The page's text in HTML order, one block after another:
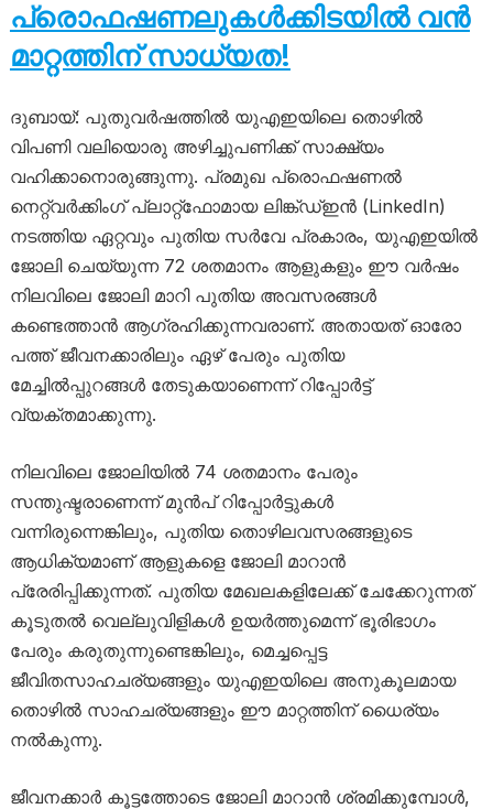
പ്രൊഫഷണലുകൾക്കിടയിൽ വൻ
മാറ്റത്തിന് സാധ്യത!
ദുബായ്: പുതുവർഷത്തിൽ യുഎഇയിലെ തൊഴിൽ
വിപണി വലിയൊരു അഴിച്ചുപണിക്ക് സാക്ഷ്യം
വഹിക്കാനൊരുങ്ങുന്നു. പ്രമുഖ പ്രൊഫഷണൽ
നെറ്റ്‍വർക്കിംഗ് പ്ലാറ്റ്‌ഫോമായ ലിങ്ക്ഡ്ഇൻ (LinkedIn)
നടത്തിയ ഏറ്റവും പുതിയ സർവേ പ്രകാരം, യുഎഇയിൽ
ജോലി ചെയ്യുന്ന 72 ശതമാനം ആളുകളും ഈ വർഷം
നിലവിലെ ജോലി മാറി പുതിയ അവസരങ്ങൾ
കണ്ടെത്താൻ ആഗ്രഹിക്കുന്നവരാണ്. അതായത് ഓരോ
പത്ത് ജീവനക്കാരിലും ഏഴ് പേരും പുതിയ
മേച്ചിൽപ്പുറങ്ങൾ തേടുകയാണെന്ന് റിപ്പോർട്ട്
വ്യക്തമാക്കുന്നു.
നിലവിലെ ജോലിയിൽ 74 ശതമാനം പേരും
സന്തുഷ്ടരാണെന്ന് മുൻപ് റിപ്പോർട്ടുകൾ
വന്നിരുന്നെങ്കിലും, പുതിയ തൊഴിലവസരങ്ങളുടെ
ആധിക്യമാണ് ആളുകളെ ജോലി മാറാൻ
പ്രേരിപ്പിക്കുന്നത്. പുതിയ മേഖലകളിലേക്ക് ചേക്കേറുന്നത്
കൂടുതൽ വെല്ലുവിളികൾ ഉയർത്തുമെന്ന് ഭൂരിഭാഗം
പേരും കരുതുന്നുണ്ടെങ്കിലും, മെച്ചപ്പെട്ട
ജീവിതസാഹചര്യങ്ങളും യുഎഇയിലെ അനുകൂലമായ
തൊഴിൽ സാഹചര്യങ്ങളും ഈ മാറ്റത്തിന് ധൈര്യം
നൽകുന്നു.
ജീവനക്കാർ കൂട്ടത്തോടെ ജോലി മാറാൻ ശ്രമിക്കുമ്പോൾ,